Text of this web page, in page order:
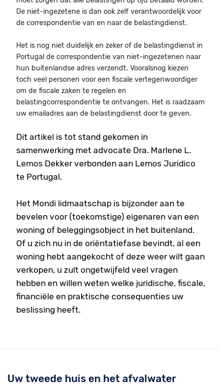
De niet-ingezetene is dan ook zelf verantwoordelijk voor
de correspondentie van en naar de belastingdienst.
Het is nog niet duidelijk en zeker of de belastingdienst in
Portugal de correspondentie van niet-ingezetenen naar
hun buitenlandse adres verzendt. Vooralsnog kiezen
toch veel personen voor een fiscale vertegenwoordiger
om de fiscale zaken te regelen en
belastingcorrespondentie te ontvangen. Het is raadzaam
uw emailadres aan de belastingdienst door te geven.
Dit artikel is tot stand gekomen in
samenwerking met advocate Dra. Marlene L.
Lemos Dekker verbonden aan Lemos Juridico
te Portugal.
Het Mondi lidmaatschap is bijzonder aan te
bevelen voor (toekomstige) eigenaren van een
woning of beleggingsobject in het buitenland.
Of u zich nu in de oriëntatiefase bevindt, al een
woning hebt aangekocht of deze weer wilt gaan
verkopen, u zult ongetwijfeld veel vragen
hebben en willen weten welke juridische, fiscale,
financiële en praktische consequenties uw
beslissing heeft.
Uw tweede huis en het afvalwater